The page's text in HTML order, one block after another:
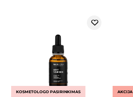
KOSMETOLOGO PASIRINKIMAS AKCIJA